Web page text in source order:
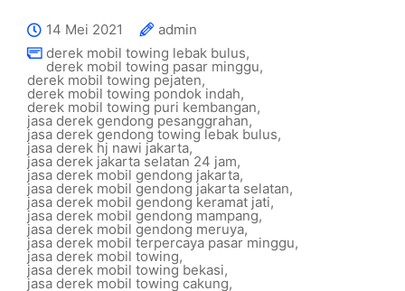
14 Mei 2021
admin
derek mobil towing lebak bulus,
derek mobil towing pasar minggu,
derek mobil towing pejaten,
derek mobil towing pondok indah,
derek mobil towing puri kembangan,
jasa derek gendong pesanggrahan,
jasa derek gendong towing lebak bulus,
jasa derek hj nawi jakarta,
jasa derek jakarta selatan 24 jam,
jasa derek mobil gendong jakarta,
jasa derek mobil gendong jakarta selatan,
jasa derek mobil gendong keramat jati,
jasa derek mobil gendong mampang,
jasa derek mobil gendong meruya,
jasa derek mobil terpercaya pasar minggu,
jasa derek mobil towing,
jasa derek mobil towing bekasi,
jasa derek mobil towing cakung,